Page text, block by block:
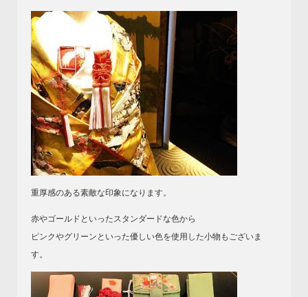
重厚感のある素敵な印象になります。
赤やゴールドといったスタンダードな色から
ピンクやグリーンといった優しい色を使用した小物もございま
す。